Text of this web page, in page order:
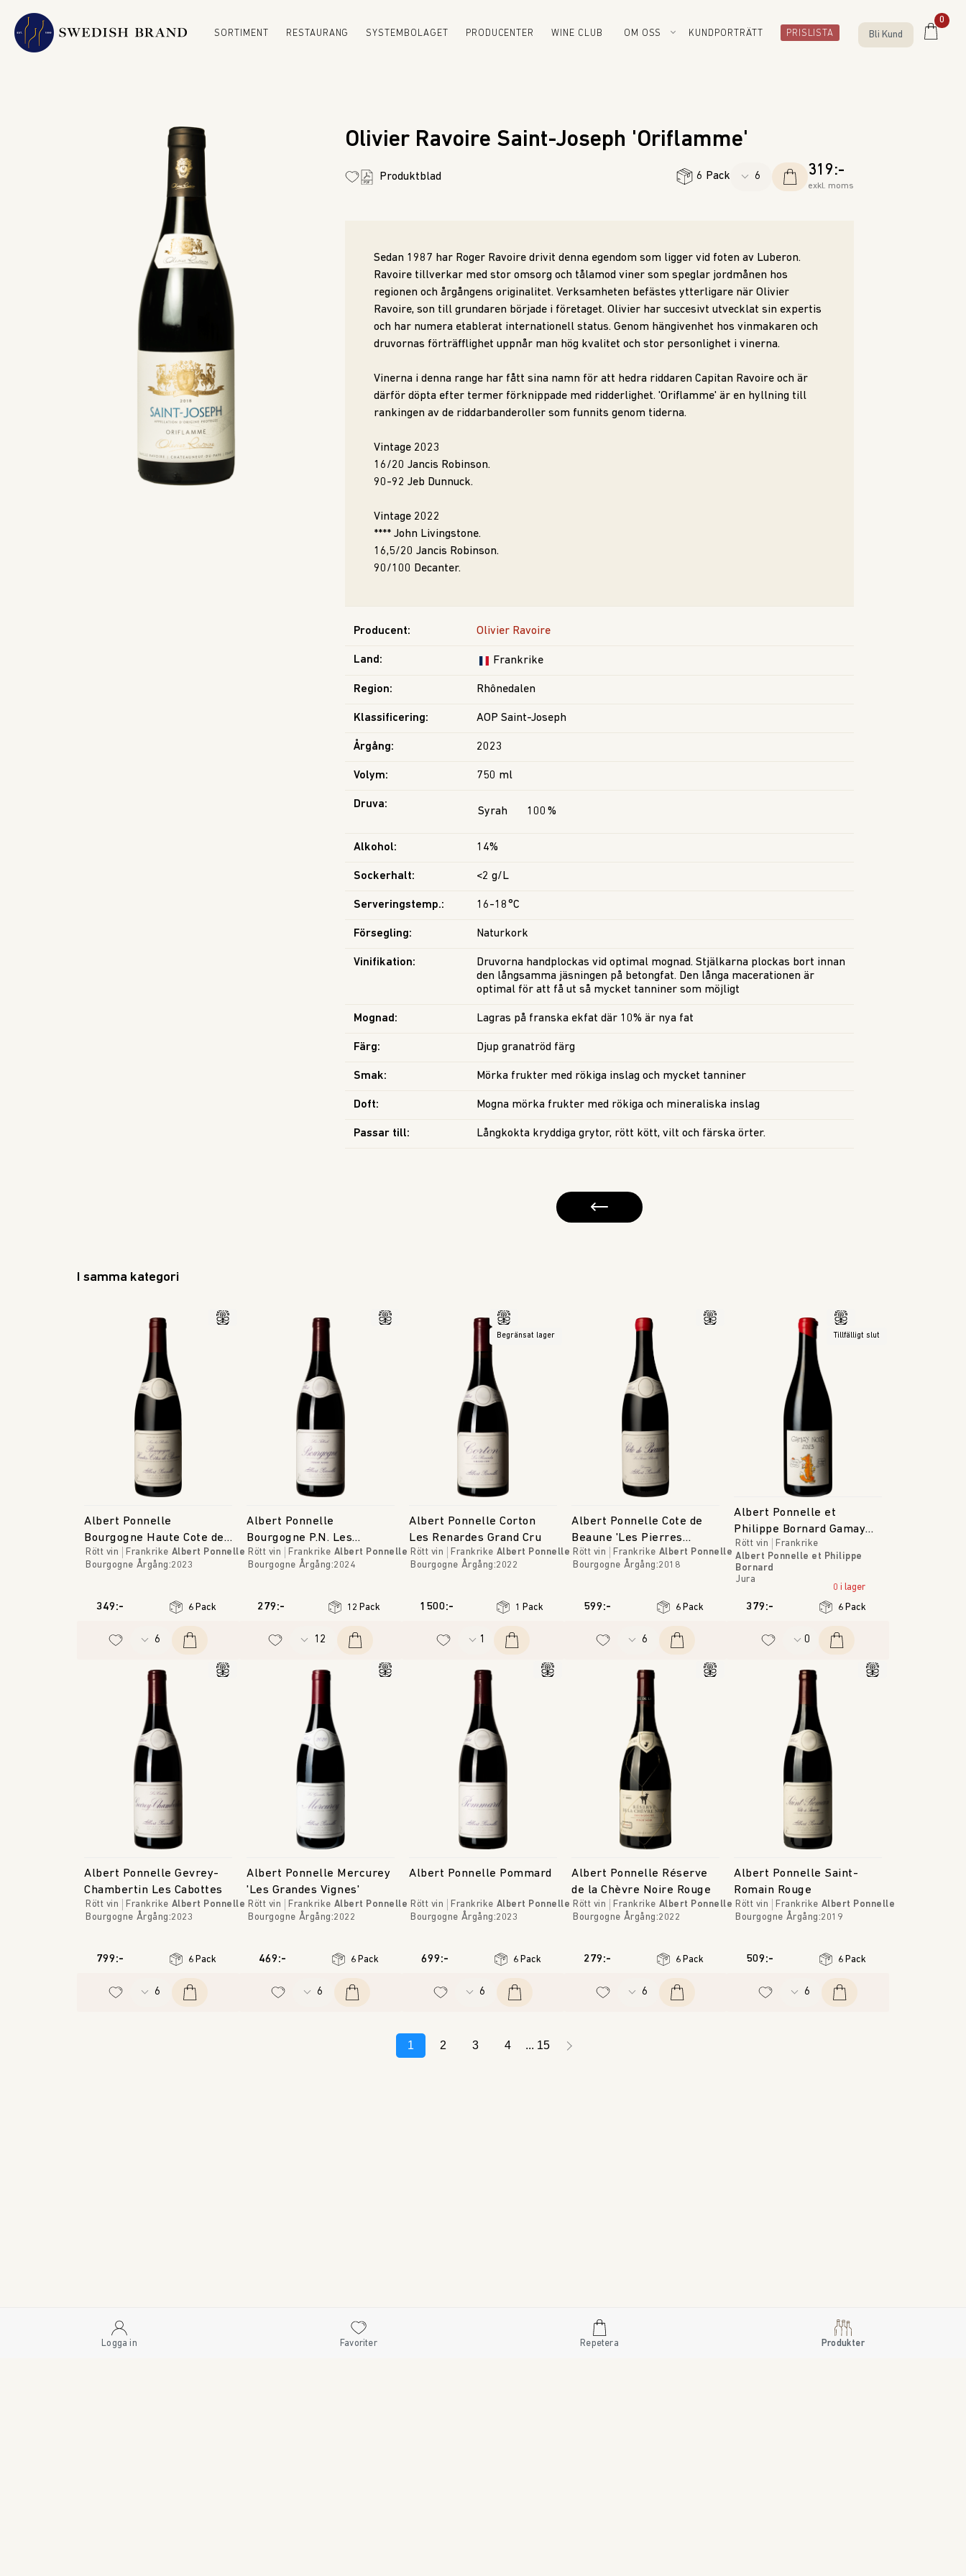
SORTIMENT RESTAURANG SYSTEMBOLAGET PRODUCENTER WINE CLUB OM OSS KUNDPORTRÄTT PRISLISTA Bli Kund
0
Olivier Ravoire Saint-Joseph 'Oriflamme'
319:-
exkl. moms
Produktblad 6 Pack
Sedan 1987 har Roger Ravoire drivit denna egendom som ligger vid foten av Luberon.
Ravoire tillverkar med stor omsorg och tålamod viner som speglar jordmånen hos
regionen och årgångens originalitet. Verksamheten befästes ytterligare när Olivier
Ravoire, son till grundaren började i företaget. Olivier har succesivt utvecklat sin expertis
och har numera etablerat internationell status. Genom hängivenhet hos vinmakaren och
druvornas förträfflighet uppnår man hög kvalitet och stor personlighet i vinerna.
Vinerna i denna range har fått sina namn för att hedra riddaren Capitan Ravoire och är
därför döpta efter termer förknippade med ridderlighet. 'Oriflamme' är en hyllning till
rankingen av de riddarbanderoller som funnits genom tiderna.
Vintage 2023
16/20 Jancis Robinson.
90-92 Jeb Dunnuck.
Vintage 2022
**** John Livingstone.
16,5/20 Jancis Robinson.
90/100 Decanter.
Producent: Olivier Ravoire
Land : Frankrike
Region: Rhônedalen
Klassificering: AOP Saint-Joseph
Årgång: 2023
Volym: 750 ml
Druva:
Syrah 100 %
Alkohol: 14%
Sockerhalt: <2 g/L
Serveringstemp.: 16-18°C
Försegling: Naturkork
Vinifikation:
Druvorna handplockas vid optimal mognad. Stjälkarna plockas bort innan
den långsamma jäsningen på betongfat. Den långa macerationen är
optimal för att få ut så mycket tanniner som möjligt
Mognad : Lagras på franska ekfat där 10% är nya fat
Färg: Djup granatröd färg
Doft: Mogna mörka frukter med rökiga och mineraliska inslag
Smak: Mörka frukter med rökiga inslag och mycket tanniner
Passar till: Långkokta kryddiga grytor, rött kött, vilt och färska örter.
I samma kategori
Albert Ponnelle
Bourgogne Haute Cote de
Beaune
Rött vin Frankrike Albert Ponnelle
Bourgogne Årgång:2023
349:- 6 Pack
Albert Ponnelle
Bourgogne P.N. Les
Tilleuls
Rött vin Frankrike Albert Ponnelle
Bourgogne Årgång:2024
279:- 12 Pack
Begränsat lager
Albert Ponnelle Corton
Les Renardes Grand Cru
Rött vin Frankrike Albert Ponnelle
Bourgogne Årgång:2022
1500:- 1 Pack
Albert Ponnelle Cote de
Beaune 'Les Pierres
Blanches'
Rött vin Frankrike Albert Ponnelle
Bourgogne Årgång:2018
599:- 6 Pack
Tillfälligt slut
Albert Ponnelle et
Philippe Bornard Gamay
Noir
Rött vin
Frankrike
Albert Ponnelle et Philippe
Bornard
Jura
0 i lager
379:- 6 Pack
Albert Ponnelle Gevrey-
Chambertin Les Cabottes
Rött vin Frankrike Albert Ponnelle
Bourgogne Årgång:2023
799:- 6 Pack
Albert Ponnelle Mercurey
'Les Grandes Vignes'
Rött vin Frankrike Albert Ponnelle
Bourgogne Årgång:2022
469:- 6 Pack
Albert Ponnelle Pommard
Rött vin Frankrike Albert Ponnelle
Bourgogne Årgång:2023
699:- 6 Pack
Albert Ponnelle Réserve
de la Chèvre Noire Rouge
Rött vin Frankrike Albert Ponnelle
Bourgogne Årgång:2022
279:- 6 Pack
Albert Ponnelle Saint-
Romain Rouge
Rött vin Frankrike Albert Ponnelle
Bourgogne Årgång:2019
509:- 6 Pack
1 2 3 4 15
Logga in Favoriter Repetera Produkter